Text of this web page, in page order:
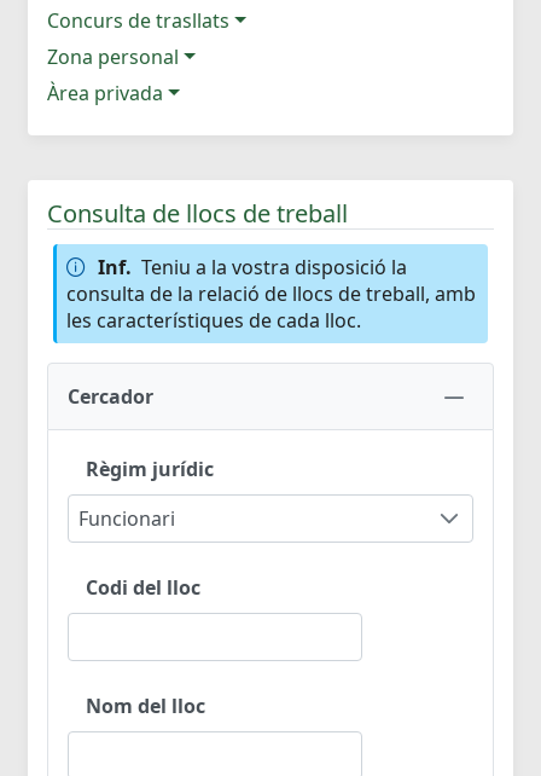
Concurs de trasllats
Zona personal
Àrea privada
Consulta de llocs de treball
Inf. Teniu a la vostra disposició la
consulta de la relació de llocs de treball, amb
les característiques de cada lloc.
Cercador
Règim jurídic
Funcionari
Codi del lloc
Nom del lloc